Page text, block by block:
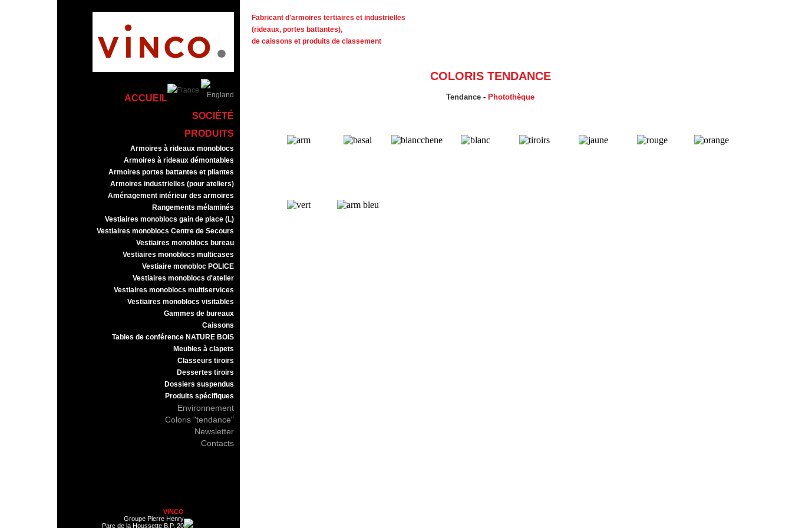
ACCUEIL
SOCIÉTÉ
PRODUITS
Armoires à rideaux monoblocs
Armoires à rideaux démontables
Armoires portes battantes et pliantes
Armoires industrielles (pour ateliers)
Aménagement intérieur des armoires
Rangements mélaminés
Vestiaires monoblocs gain de place (L)
Vestiaires monoblocs Centre de Secours
Vestiaires monoblocs bureau
Vestiaires monoblocs multicases
Vestiaire monobloc POLICE
Vestiaires monoblocs d'atelier
Vestiaires monoblocs multiservices
Vestiaires monoblocs visitables
Gammes de bureaux
Caissons
Tables de conférence NATURE BOIS
Meubles à clapets
Classeurs tiroirs
Dessertes tiroirs
Dossiers suspendus
Produits spécifiques
Environnement
Coloris "tendance"
Newsletter
Contacts
VINCO
Groupe Pierre Henry
Parc de la Houssette B.P. 20
Fabricant d'armoires tertiaires et industrielles
(rideaux, portes battantes),
de caissons et produits de classement
COLORIS TENDANCE
Tendance - Photothèque